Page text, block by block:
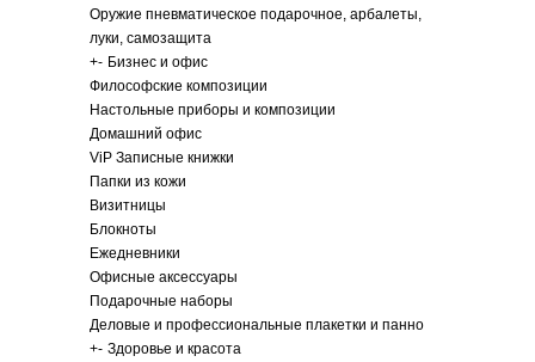
Оружие пневматическое подарочное, арбалеты,
луки, самозащита
+- Бизнес и офис
Философские композиции
Настольные приборы и композиции
Домашний офис
ViP Записные книжки
Папки из кожи
Визитницы
Блокноты
Ежедневники
Офисные аксессуары
Подарочные наборы
Деловые и профессиональные плакетки и панно
+- Здоровье и красота